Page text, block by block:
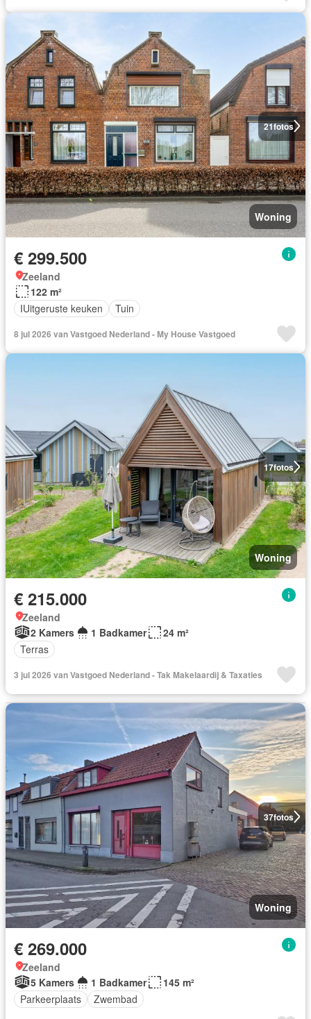
21fotos
Woning
€ 299.500
Zeeland
122 m²
IUitgeruste keuken
Tuin
8 jul 2026 van Vastgoed Nederland - My House Vastgoed
17fotos
Woning
€ 215.000
Zeeland
2 Kamers
1 Badkamer
24 m²
Terras
3 jul 2026 van Vastgoed Nederland - Tak Makelaardij & Taxaties
37fotos
Woning
€ 269.000
Zeeland
5 Kamers
1 Badkamer
145 m²
Parkeerplaats
Zwembad